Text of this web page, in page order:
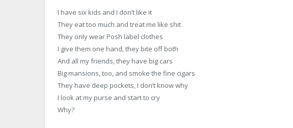
I have six kids and I don’t like it
They eat too much and treat me like shit
They only wear Posh label clothes
I give them one hand, they bite off both
And all my friends, they have big cars
Big mansions, too, and smoke the fine cigars
They have deep pockets, I don’t know why
I look at my purse and start to cry
Why?